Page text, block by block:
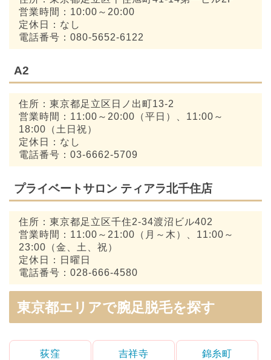
営業時間：10:00～20:00
定休日：なし
電話番号：080-5652-6122
A2
住所：東京都足立区日ノ出町13-2
営業時間：11:00～20:00（平日）、11:00～
18:00（土日祝）
定休日：なし
電話番号：03-6662-5709
プライベートサロン ティアラ北千住店
住所：東京都足立区千住2-34渡沼ビル402
営業時間：11:00～21:00（月～木）、11:00～
23:00（金、土、祝）
定休日：日曜日
電話番号：028-666-4580
東京都エリアで腕足脱毛を探す
荻窪 吉祥寺 錦糸町